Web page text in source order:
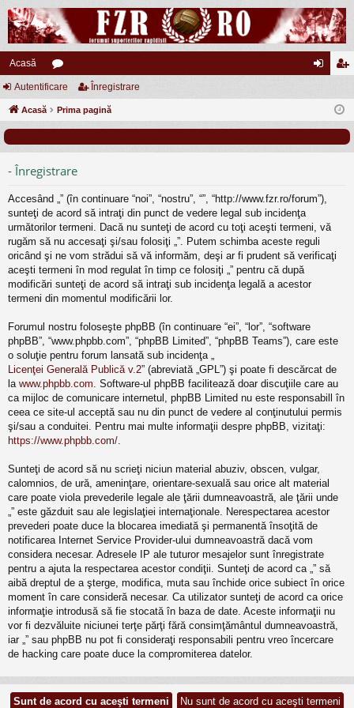
Acasă
or
u eg
Autentificare Înregistrare
Acasă Prima pagină
- Înregistrare
Accesând „” (în continuare “noi”, “nostru”, “”, “http://www.fzr.ro/forum”),
sunteţi de acord să intraţi din punct de vedere legal sub incidenţa
următorilor termeni. Dacă nu sunteţi de acord cu toţi aceşti termeni, vă
rugăm să nu accesaţi şi/sau folosiţi „”. Putem schimba aceste reguli
oricând şi ne vom strădui să vă informăm, deşi ar fi prudent să verificaţi
aceşti termeni în mod regulat în timp ce folosiţi „” pentru că după
modificări sunteţi de acord să intraţi sub incidenţa legală a acestor
termeni din momentul modificării lor.
Forumul nostru foloseşte phpBB (în continuare “ei”, “lor”, “software
phpBB”, “www.phpbb.com”, “phpBB Limited”, “phpBB Teams”), care este
o soluţie pentru forum lansată sub incidenţa „
Licenţei Generală Publică v.2” (abreviată „GPL”) şi poate fi descărcat de
la www.phpbb.com . Software-ul phpBB facilitează doar discuţiile care au
ca mijloc de comunicare internetul, phpBB Limited nu este responsabill în
ceea ce site-ul acceptă sau nu din punct de vedere al conţinutului permis
şi/sau a conduitei. Pentru mai multe informaţii despre phpBB, vizitaţi:
https://www.phpbb.com/
Sunteţi de acord să nu scrieţi niciun material abuziv, obscen, vulgar,
calomnios, de ură, ameninţare, orientare-sexuală sau orice alt material
care poate viola prevederile legale ale ţării dumneavoastră, ale ţării unde
„” este găzduit sau ale legislaţiei internaţionale. Nerespectarea acestor
prevederi poate duce la blocarea imediată şi permanentă însoţită de
notificarea Internet Service Provider-ului dumneavoastră dacă vom
considera necesar. Adresele IP ale tuturor mesajelor sunt înregistrate
pentru a ajuta la respectarea acestor condiţii. Sunteţi de acord ca „” să
aibă dreptul de a şterge, modifica, muta sau închide orice subiect în orice
moment în care consideră necesar. Ca utilizator sunteţi de acord ca orice
informaţie introdusă să fie stocată în baza de date. Aceste informaţii nu
vor fi dezvăluite niciunei terţe părţi fără consimţământul dumneavoastră,
iar „” sau phpBB nu pot fi consideraţi responsabili pentru vreo încercare
de hacking care poate duce la compromiterea datelor.